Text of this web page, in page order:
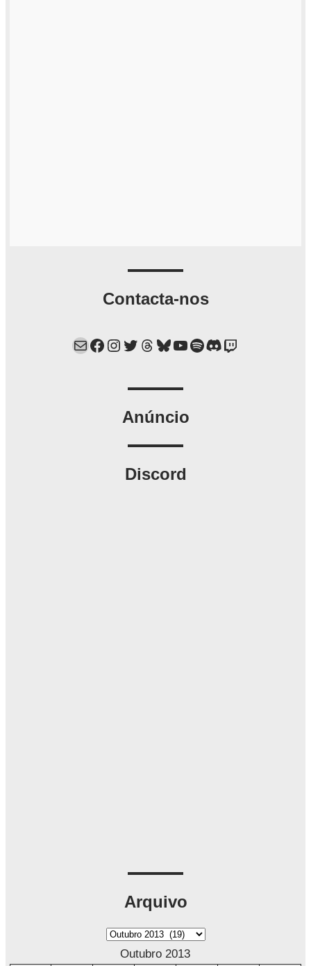
Contacta-nos
Mail Facebook Instagram Twitter Threads Bluesky YouTube Spotify Discord Twitch
Anúncio
Discord
Arquivo
A
Outubro 2013